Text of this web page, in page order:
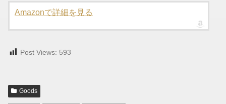
Amazonで詳細を見る
Post Views: 593
Goods